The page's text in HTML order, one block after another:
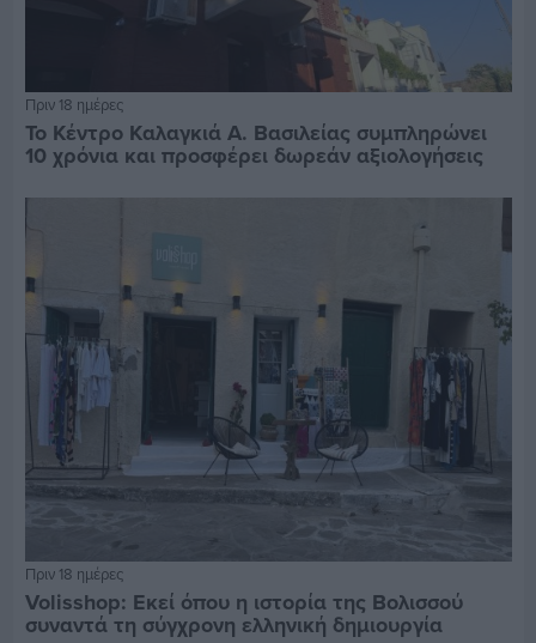
Πριν 18 ημέρες
Το Κέντρο Καλαγκιά Α. Βασιλείας συμπληρώνει
10 χρόνια και προσφέρει δωρεάν αξιολογήσεις
Πριν 18 ημέρες
Volisshop: Εκεί όπου η ιστορία της Βολισσού
συναντά τη σύγχρονη ελληνική δημιουργία